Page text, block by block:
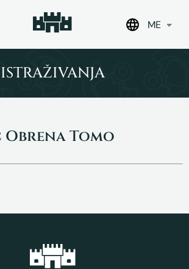
ME
ISTRAŽIVANJA
Tomo